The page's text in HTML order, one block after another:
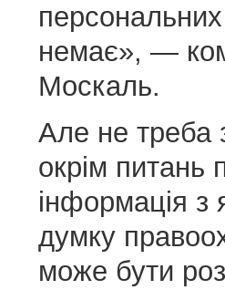
немає», —
Москаль.
Але не треба
окрім питань
інформація з
думку
може бути